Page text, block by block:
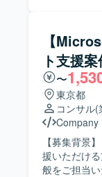
や関係者との
管理または
だける方を
決に導ける方にご参画いただ
画領域にお
るプロジェ
心で経験を積んでいただけます。
ルを用いた
【
ト支援
〜
東京都
コンサル(
Company
【募集背景
援いただける方を募集しており
般をご担当